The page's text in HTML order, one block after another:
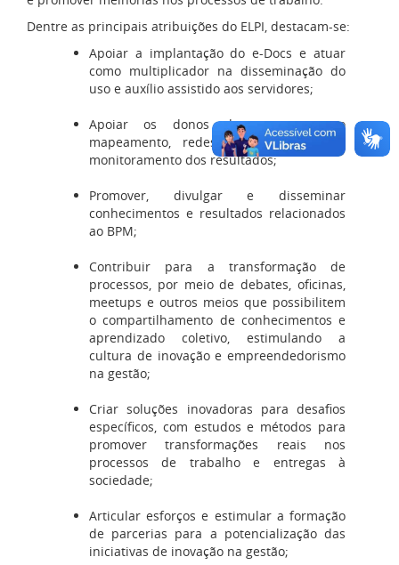
Dentre as principais atribuições do ELPI, destacam-se:
Apoiar a implantação do e-Docs e atuar
como multiplicador na disseminação do
uso e auxílio assistido aos servidores;
Apoiar os donos de processos no
mapeamento, redesenho, supervisão e
monitoramento dos resultados;
Promover, divulgar e disseminar
conhecimentos e resultados relacionados
ao BPM;
Contribuir para a transformação de
processos, por meio de debates, oficinas,
meetups e outros meios que possibilitem
o compartilhamento de conhecimentos e
aprendizado coletivo, estimulando a
cultura de inovação e empreendedorismo
na gestão;
Criar soluções inovadoras para desafios
específicos, com estudos e métodos para
promover transformações reais nos
processos de trabalho e entregas à
sociedade;
Articular esforços e estimular a formação
de parcerias para a potencialização das
iniciativas de inovação na gestão;